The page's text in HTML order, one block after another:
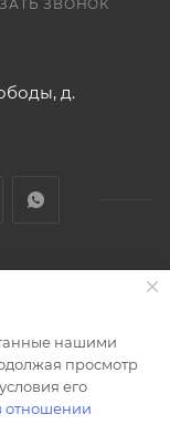
ЗВОНОК
д.
нашими
просмотр
его
отношении